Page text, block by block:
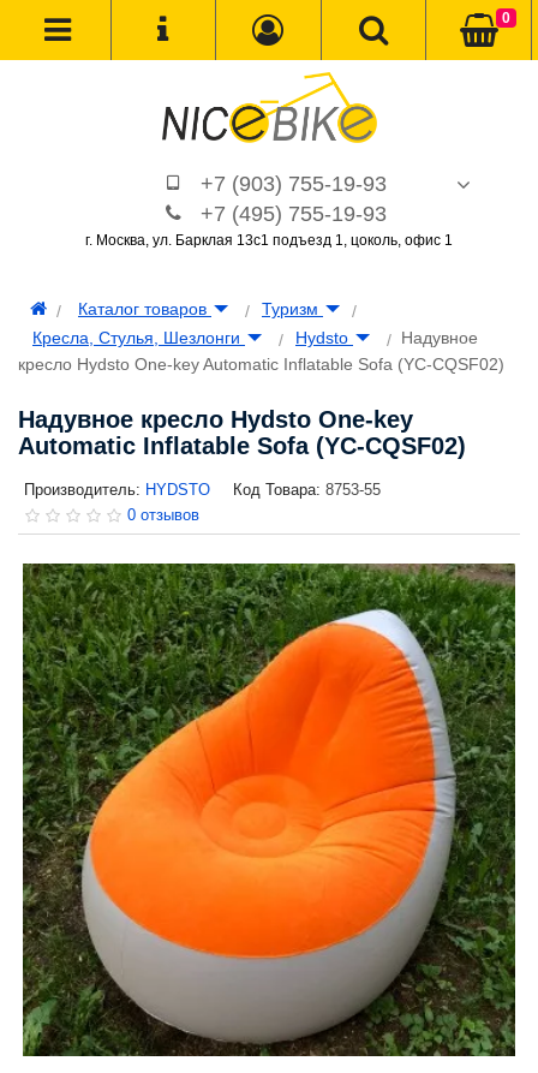
+7 (903) 755-19-93
+7 (495) 755-19-93
г. Москва, ул. Барклая 13с1 подъезд 1, цоколь, офис 1
0
Каталог товаров
Туризм
Кресла, Стулья, Шезлонги
Hydsto
Надувное
кресло Hydsto One-key Automatic Inflatable Sofa (YC-CQSF02)
Надувное кресло Hydsto One-key
Automatic Inflatable Sofa (YC-CQSF02)
Производитель: HYDSTO Код Товара: 8753-55
0 отзывов